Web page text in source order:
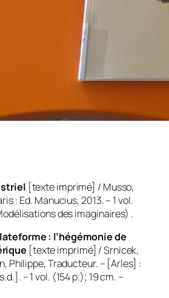
[texte imprimé] / Musso,
: Ed. Manucius, 2013. – 1 vol.
des imaginaires) .
: l’hégémonie de
[texte imprimé] / Srnicek,
Philippe, Traducteur. – [Arles] :
– 1 vol. (154 p.); 19 cm. –